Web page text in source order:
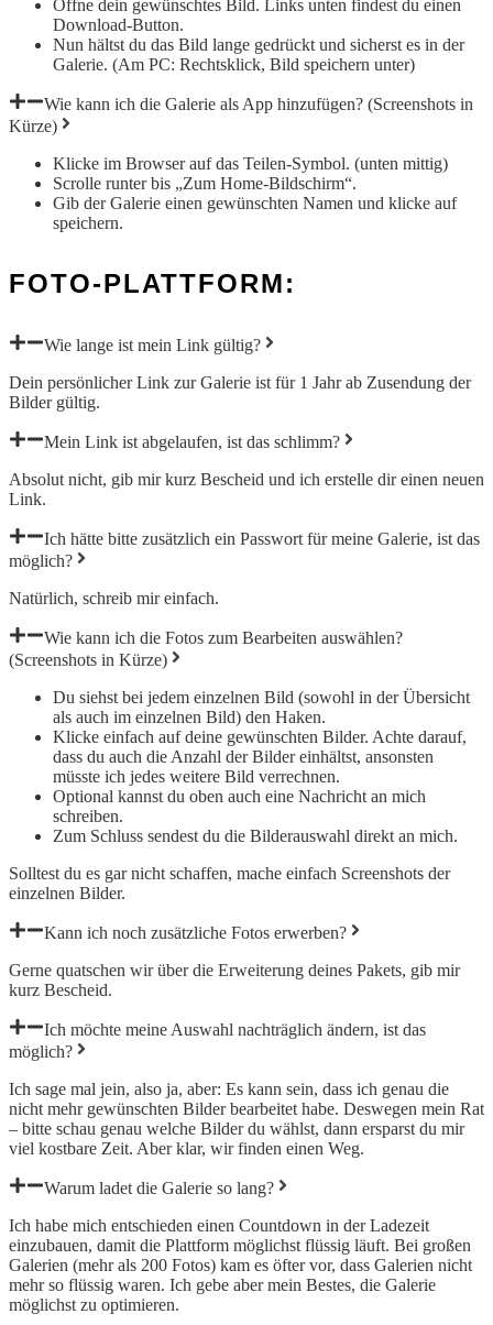
Öffne dein gewünschtes Bild. Links unten findest du einen
Download-Button.
Nun hältst du das Bild lange gedrückt und sicherst es in der
Galerie. (Am PC: Rechtsklick, Bild speichern unter)
Wie kann ich die Galerie als App hinzufügen? (Screenshots in
Kürze)
Klicke im Browser auf das Teilen-Symbol. (unten mittig)
Scrolle runter bis „Zum Home-Bildschirm“.
Gib der Galerie einen gewünschten Namen und klicke auf
speichern.
FOTO-PLATTFORM:
Wie lange ist mein Link gültig?
Dein persönlicher Link zur Galerie ist für 1 Jahr ab Zusendung der
Bilder gültig.
Mein Link ist abgelaufen, ist das schlimm?
Absolut nicht, gib mir kurz Bescheid und ich erstelle dir einen neuen
Link.
Ich hätte bitte zusätzlich ein Passwort für meine Galerie, ist das
möglich?
Natürlich, schreib mir einfach.
Wie kann ich die Fotos zum Bearbeiten auswählen?
(Screenshots in Kürze)
Du siehst bei jedem einzelnen Bild (sowohl in der Übersicht
als auch im einzelnen Bild) den Haken.
Klicke einfach auf deine gewünschten Bilder. Achte darauf,
dass du auch die Anzahl der Bilder einhältst, ansonsten
müsste ich jedes weitere Bild verrechnen.
Optional kannst du oben auch eine Nachricht an mich
schreiben.
Zum Schluss sendest du die Bilderauswahl direkt an mich.
Solltest du es gar nicht schaffen, mache einfach Screenshots der
einzelnen Bilder.
Kann ich noch zusätzliche Fotos erwerben?
Gerne quatschen wir über die Erweiterung deines Pakets, gib mir
kurz Bescheid.
Ich möchte meine Auswahl nachträglich ändern, ist das
möglich?
Ich sage mal jein, also ja, aber: Es kann sein, dass ich genau die
nicht mehr gewünschten Bilder bearbeitet habe. Deswegen mein Rat
– bitte schau genau welche Bilder du wählst, dann ersparst du mir
viel kostbare Zeit. Aber klar, wir finden einen Weg.
Warum ladet die Galerie so lang?
Ich habe mich entschieden einen Countdown in der Ladezeit
einzubauen, damit die Plattform möglichst flüssig läuft. Bei großen
Galerien (mehr als 200 Fotos) kam es öfter vor, dass Galerien nicht
mehr so flüssig waren. Ich gebe aber mein Bestes, die Galerie
möglichst zu optimieren.